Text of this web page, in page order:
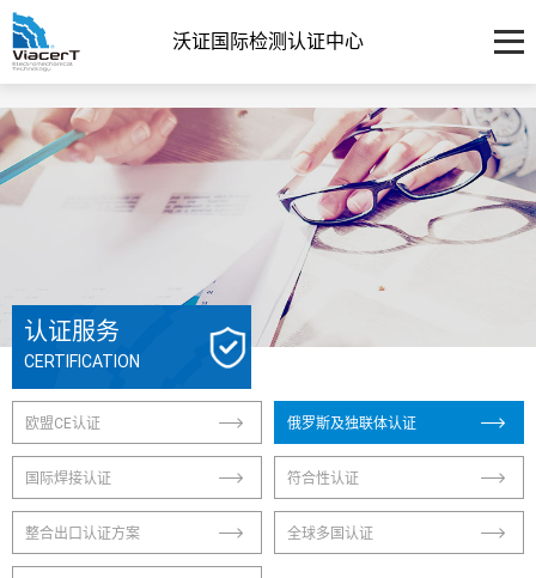
沃证国际检测认证中心
认证服务
CERTIFICATION
欧盟CE认证 俄罗斯及独联体认证
国际焊接认证 符合性认证
整合出口认证方案 全球多国认证